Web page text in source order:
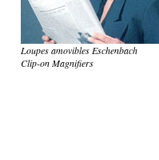
Loupes amovibles Eschenbach
Clip-on Magnifiers